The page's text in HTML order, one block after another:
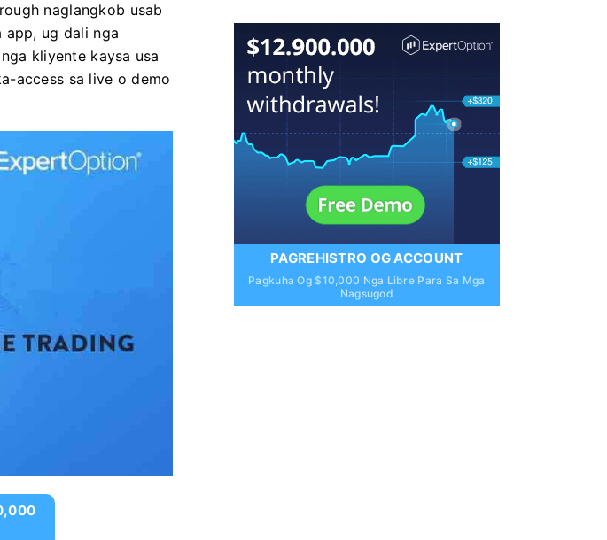
naglangkob usab
app, ug dali nga
kliyente kaysa usa
access sa live o demo
PAGREHISTRO OG ACCOUNT
Pagkuha Og $10,000 Nga Libre Para Sa Mga
Nagsugod